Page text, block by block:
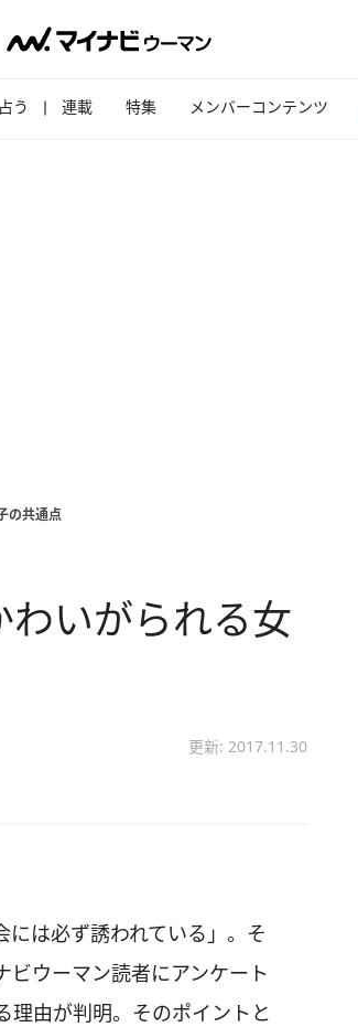
占う 連載 特集 メンバーコンテンツ
の共通点
いがられる女
更新: 2017.11.30
には必ず誘われている」。そ
ウーマン読者にアンケート
理由が判明。そのポイントと